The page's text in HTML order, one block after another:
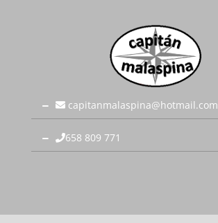
capitanmalaspina@hotmail.com
658 809 771